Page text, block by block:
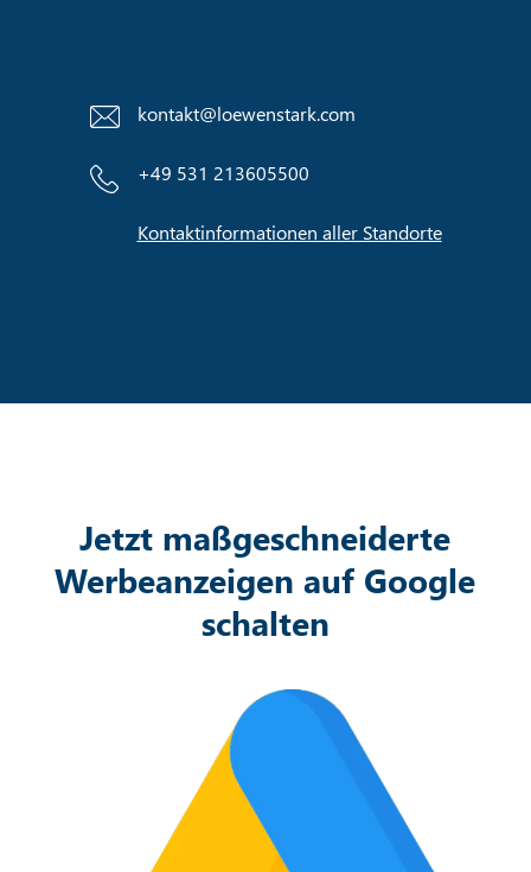
kontakt@loewenstark.com
+49 531 213605500
Kontaktinformationen aller Standorte
Jetzt maßgeschneiderte
Werbeanzeigen auf Google
schalten